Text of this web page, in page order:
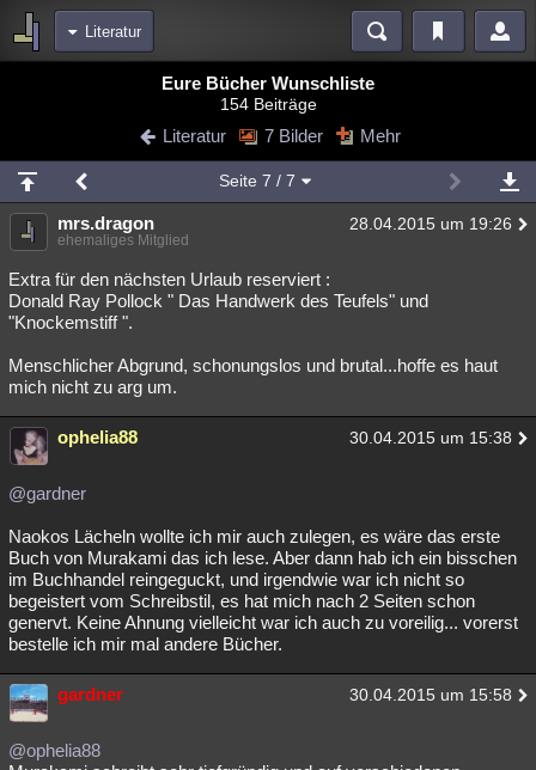
Literatur
Blogs Videos
Chat Wiki Neuigkeiten
meine Rubriken
Menschen Wissenschaft Mystery Kriminalfälle
Spiritualität Verschwörungen Technologie
Natur Umfragen
weitere Rubriken
Philosophie Träume
Astronomie Gaming Filme
Musik
Besucht Teilgenommen Alle Neue Geschlossen
Lesenswert Schlüsselwörter
Eure Bücher Wunschliste
154 Beiträge
Literatur 7 Bilder Mehr
Seite 7 / 7
mrs.dragon 28.04.2015 um 19:26
ehemaliges Mitglied
Extra für den nächsten Urlaub reserviert :
Donald Ray Pollock " Das Handwerk des Teufels" und
"Knockemstiff ".
Menschlicher Abgrund, schonungslos und brutal...hoffe es haut
mich nicht zu arg um.
ophelia88 30.04.2015 um 15:38
@gardner
Naokos Lächeln wollte ich mir auch zulegen, es wäre das erste
Buch von Murakami das ich lese. Aber dann hab ich ein bisschen
im Buchhandel reingeguckt, und irgendwie war ich nicht so
begeistert vom Schreibstil, es hat mich nach 2 Seiten schon
genervt. Keine Ahnung vielleicht war ich auch zu voreilig... vorerst
bestelle ich mir mal andere Bücher.
gardner 30.04.2015 um 15:58
@ophelia88